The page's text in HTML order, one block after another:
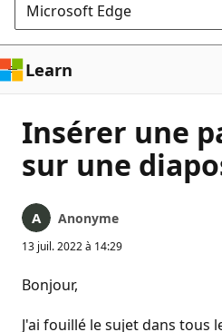
Microsoft Edge
Learn
Insérer une
sur une
Anonyme
13 juil. 2022 à 14:29
Bonjour,
J'ai fouillé le sujet dans tous